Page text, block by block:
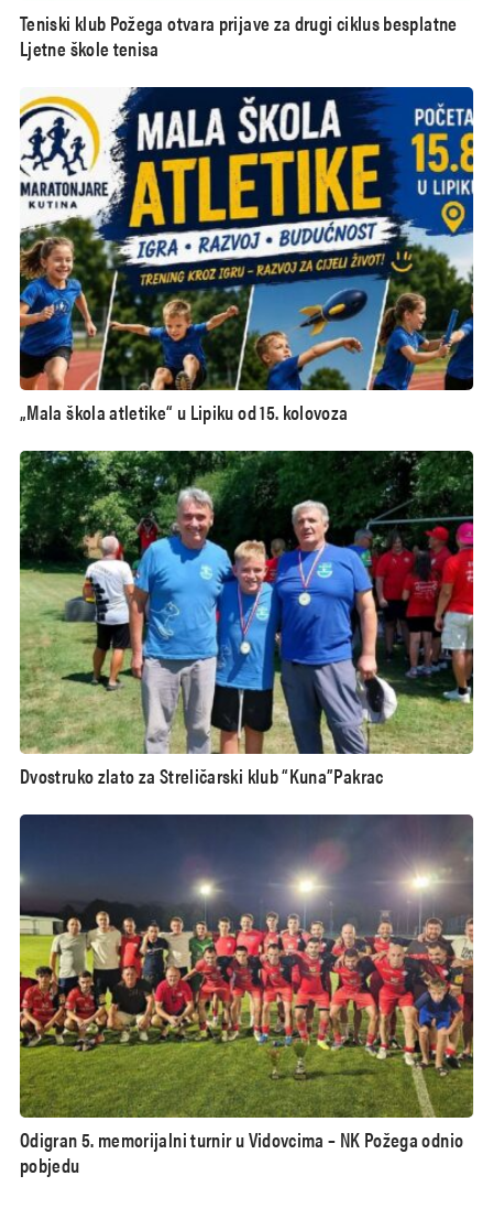
Teniski klub Požega otvara prijave za drugi ciklus besplatne
Ljetne škole tenisa
„Mala škola atletike“ u Lipiku od 15. kolovoza
Dvostruko zlato za Streličarski klub “Kuna”Pakrac
Odigran 5. memorijalni turnir u Vidovcima – NK Požega odnio
pobjedu